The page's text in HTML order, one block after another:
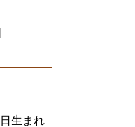
生まれ